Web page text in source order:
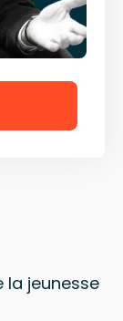
la jeunesse